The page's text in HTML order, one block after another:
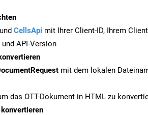
und CellsApi mit Ihrer Client-ID, Ihrem
API-Version
mit dem lokalen
das OTT-Dokument in HTML zu